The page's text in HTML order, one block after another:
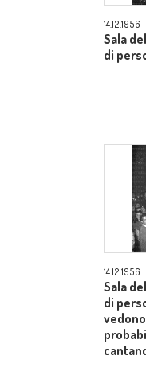
14.12.1956
Sala
di
14.12.1956
Sala
di